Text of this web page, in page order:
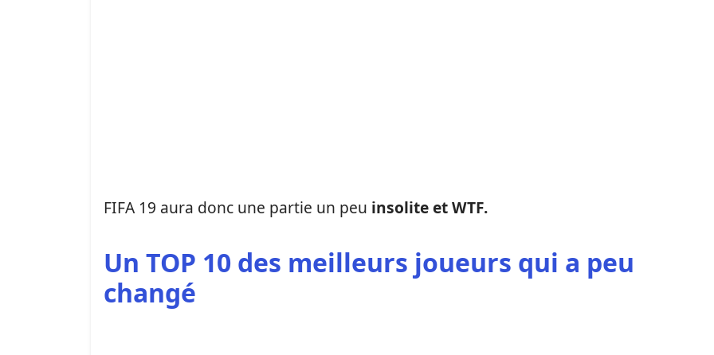
FIFA 19 aura donc une partie un peu insolite et WTF.
Un TOP 10 des meilleurs joueurs qui a peu
changé